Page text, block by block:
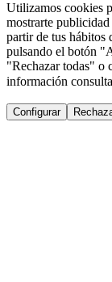
Utilizamos cookies
mostrarte
partir de tus hábitos
pulsando el botón
"Rechazar todas" o
información
Configurar